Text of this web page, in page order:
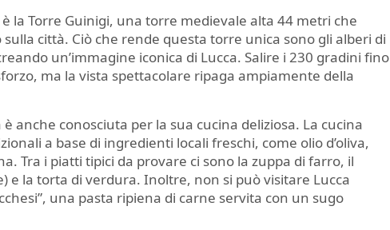
la Torre Guinigi, una torre medievale alta 44 metri che
città. Ciò che rende questa torre unica sono gli alberi di
un’immagine iconica di Lucca. Salire i 230 gradini fino
ma la vista spettacolare ripaga ampiamente della
anche conosciuta per la sua cucina deliziosa. La cucina
a base di ingredienti locali freschi, come olio d’oliva,
Tra i piatti tipici da provare ci sono la zuppa di farro, il
e la torta di verdura. Inoltre, non si può visitare Lucca
una pasta ripiena di carne servita con un sugo